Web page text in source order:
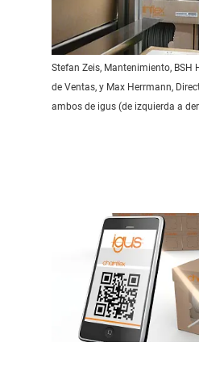
Stefan Zeis, Mantenimiento, BSH
de Ventas, y Max Herrmann,
ambos de igus (de izquierda a